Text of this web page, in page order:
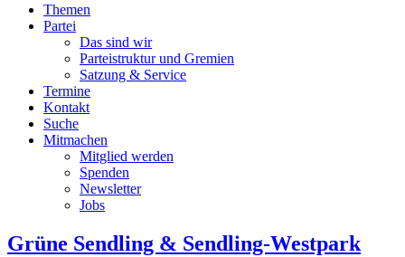
Themen
Partei
Das sind wir
Parteistruktur und Gremien
Satzung & Service
Termine
Kontakt
Suche
Mitmachen
Mitglied werden
Spenden
Newsletter
Jobs
Grüne Sendling & Sendling-Westpark